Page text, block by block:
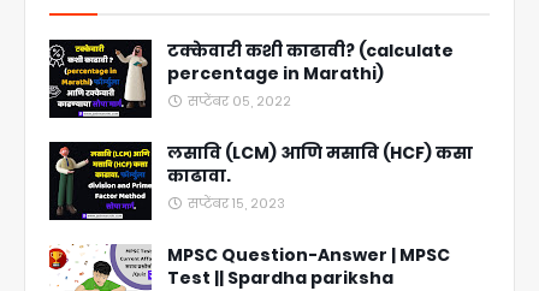
टक्केवारी कशी काढावी? (calculate
percentage in Marathi)
सप्टेंबर ०५, २०२२
लसावि (LCM) आणि मसावि (HCF) कसा
काढावा.
सप्टेंबर १५, २०२३
MPSC Question-Answer | MPSC
Test || Spardha pariksha